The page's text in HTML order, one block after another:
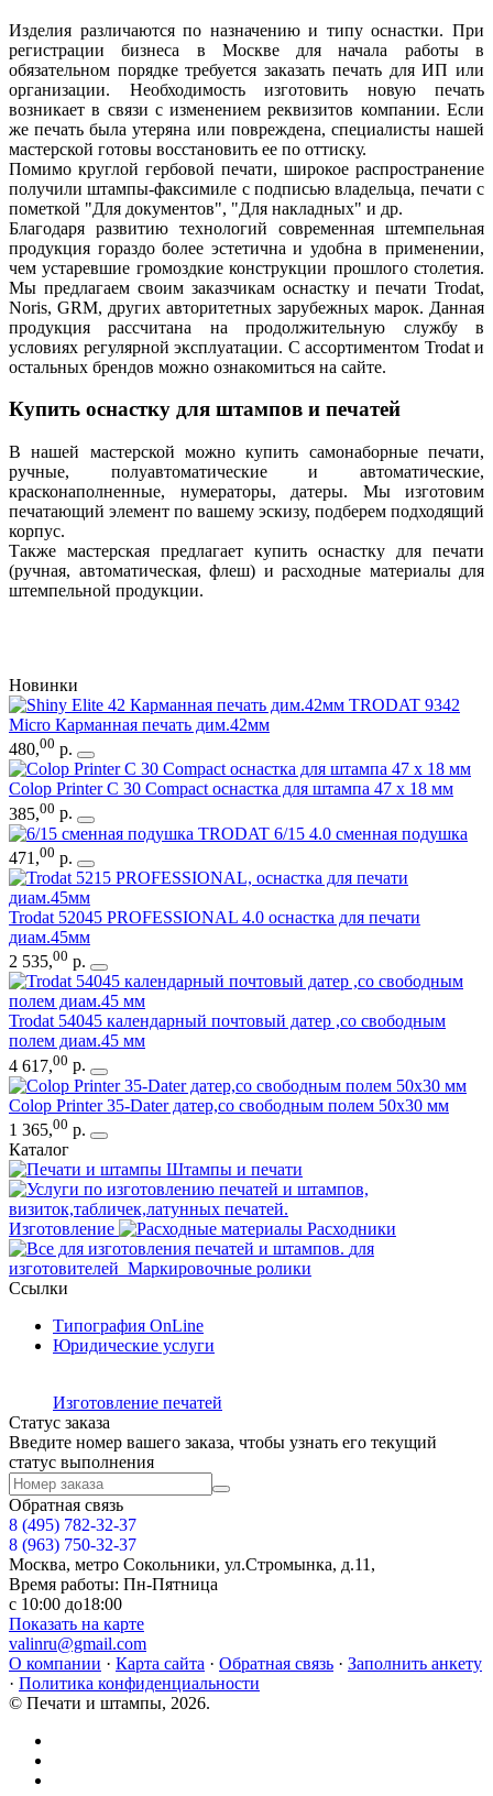
Изделия различаются по назначению и типу оснастки. При
регистрации бизнеса в Москве для начала работы в
обязательном порядке требуется заказать печать для ИП или
организации. Необходимость изготовить новую печать
возникает в связи с изменением реквизитов компании. Если
же печать была утеряна или повреждена, специалисты нашей
мастерской готовы восстановить ее по оттиску.
Помимо круглой гербовой печати, широкое распространение
получили штампы-факсимиле с подписью владельца, печати с
пометкой "Для документов", "Для накладных" и др.
Благодаря развитию технологий современная штемпельная
продукция гораздо более эстетична и удобна в применении,
чем устаревшие громоздкие конструкции прошлого столетия.
Мы предлагаем своим заказчикам оснастку и печати Trodat,
Noris, GRM, других авторитетных зарубежных марок. Данная
продукция рассчитана на продолжительную службу в
условиях регулярной эксплуатации. С ассортиментом Trodat и
остальных брендов можно ознакомиться на сайте.
Купить оснастку для штампов и печатей
В нашей мастерской можно купить самонаборные печати,
ручные, полуавтоматические и автоматические,
красконаполненные, нумераторы, датеры. Мы изготовим
печатающий элемент по вашему эскизу, подберем подходящий
корпус.
Также мастерская предлагает купить оснастку для печати
(ручная, автоматическая, флеш) и расходные материалы для
штемпельной продукции.
Новинки
TRODAT 9342
Micro Карманная печать дим.42мм
480,00 р.
Colop Printer C 30 Compact оснастка для штампа 47 х 18 мм
385,00 р.
TRODAT 6/15 4.0 сменная подушка
471 ,00 р.
Trodat 52045 PROFESSIONAL 4.0 оснастка для печати
диам.45мм
2 535,00 р.
Trodat 54045 календарный почтовый датер ,со свободным
полем диам.45 мм
4 617,00 р.
Colop Printer 35-Dater датер,со свободным полем 50х30 мм
1 365,00 р.
Каталог
Штампы и печати
Изготовление
Расходники
для
изготовителей Маркировочные ролики
Ссылки
Типография OnLine
Юридические услуги
Изготовление печатей
Статус заказа
Введите номер вашего заказа, чтобы узнать его текущий
статус выполнения
Обратная связь
8 (495) 782-32-37
8 (963) 750-32-37
Москва, метро Сокольники, ул.Стромынка, д.11,
Время работы: Пн-Пятница
с 10:00 до18:00
Показать на карте
valinru@gmail.com
О компании · Карта сайта · Обратная связь · Заполнить анкету
· Политика конфиденциальности
© Печати и штампы, 2026.